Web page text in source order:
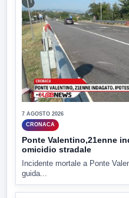
7 AGOSTO 2026
CRONACA
Ponte Valentino,21enne
omicidio stradale
Incidente mortale a Ponte
guida...